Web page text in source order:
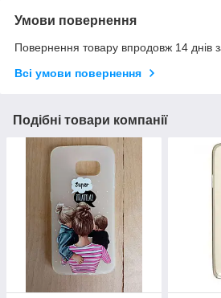
Умови повернення
Повернення товару впродовж 14 днів
Всі умови повернення
Подібні товари компанії